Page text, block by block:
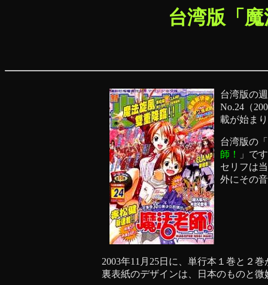
台湾版「
台湾版の
No.24（
載が始ま
台湾版の
師！
」で
セリフは
外にその
2003年11月25日に、単行本１巻と２
裏表紙のデザインは、日本のものと微